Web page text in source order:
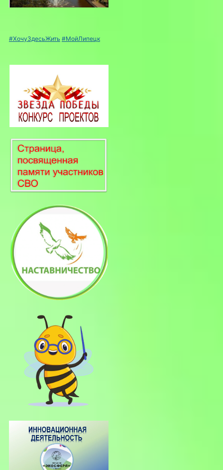
#ХочуЗдесьЖить #МойЛипецк